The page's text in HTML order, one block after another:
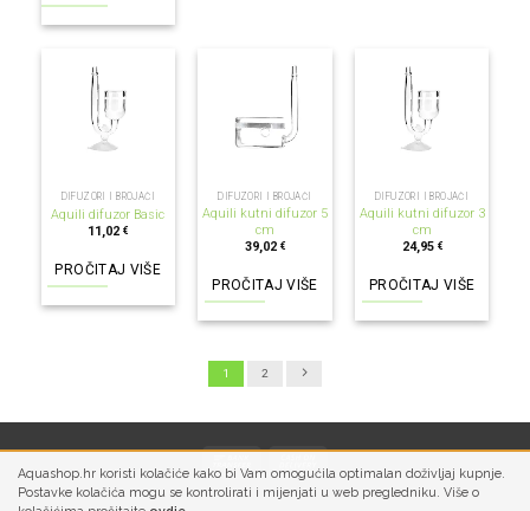
Aquashop.hr koristi kolačiće kako bi Vam omogućila optimalan doživljaj kupnje.
Postavke kolačića mogu se kontrolirati i mijenjati u web pregledniku. Više o
NEMA NA ZALIHI
DIFUZORI I BROJAČI
Aquili difuzor Basic
11,02€
PROČITAJ VIŠE
NEMA NA ZALIHI
DIFUZORI I BROJAČI
Aquili kutni difuzor 5
cm
39,02 €
PROČITAJ VIŠE
NEMA NA ZALIHI
DIFUZORI I BROJAČI
Aquili kutni difuzor 3
cm
24,95 €
PROČITAJ VIŠE
1 2